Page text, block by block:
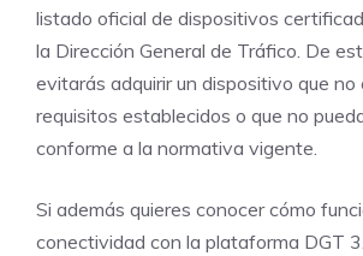
listado oficial de dispositivos
la Dirección General de Tráfico. De
evitarás adquirir un dispositivo que no
requisitos establecidos o que no
conforme a la normativa vigente.
Si además quieres conocer cómo
conectividad con la plataforma DGT